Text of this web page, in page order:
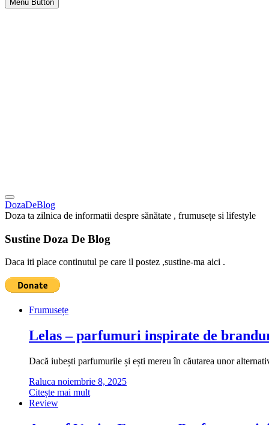
Menu Button
DozaDeBlog
Doza ta zilnica de informatii despre sănătate , frumusețe si lifestyle
Sustine Doza De Blog
Daca iti place continutul pe care il postez ,sustine-ma aici .
Frumusețe
Lelas – parfumuri inspirate de
Dacă iubești parfumurile și ești mereu în căutarea unor
Raluca noiembrie 8, 2025
Citește mai mult
Review